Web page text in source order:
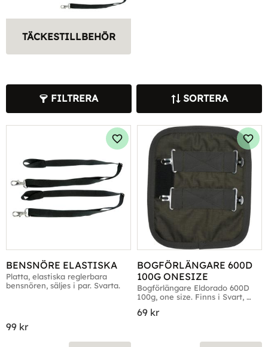
TÄCKESTILLBEHÖR
FILTRERA SORTERA
BENSNÖRE ELASTISKA
Platta, elastiska reglerbara
bensnören, säljes i par. Svarta.
99 kr
Lägg till i favoriter
BOGFÖRLÄNGARE 600D
100G ONESIZE
Bogförlängare Eldorado 600D
100g, one size. Finns i Svart,
69 kr